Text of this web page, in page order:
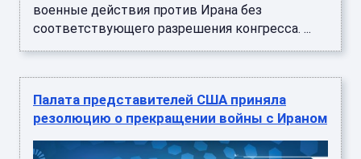
военные действия против Ирана без
соответствующего разрешения конгресса. ...
Палата представителей США приняла
резолюцию о прекращении войны с Ираном